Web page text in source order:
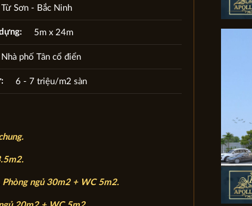
Từ Sơn - Bắc Ninh
5m x 24m
Nhà phố Tân cổ điển
6 - 7 triệu/m2 sàn
ngủ 30m2 + WC 5m2.